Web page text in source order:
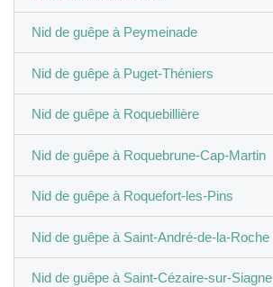
Nid de guêpe à Peymeinade
Nid de guêpe à Puget-Théniers
Nid de guêpe à Roquebillière
Nid de guêpe à Roquebrune-Cap-Martin
Nid de guêpe à Roquefort-les-Pins
Nid de guêpe à Saint-André-de-la-Roche
Nid de guêpe à Saint-Cézaire-sur-Siagne